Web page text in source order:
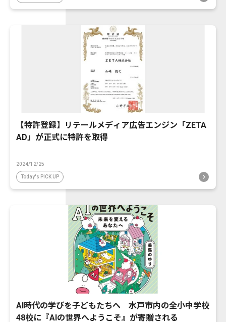
【特許登録】リテールメディア広告エンジン「ZETA
AD」が正式に特許を取得
2024/12/25
Today's PICK UP
AI時代の学びを子どもたちへ 水戸市内の全小中学校
48校に『AIの世界へようこそ』が寄贈される